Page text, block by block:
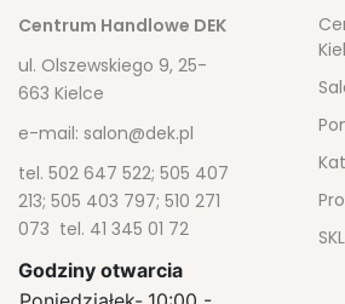
Centrum Handlowe DEK
ul. Olszewskiego 9, 25-
663 Kielce
e-mail: salon@dek.pl
tel. 502 647 522; 505 407
213; 505 403 797; 510 271
073 tel. 41 345 01 72
Godziny otwarcia